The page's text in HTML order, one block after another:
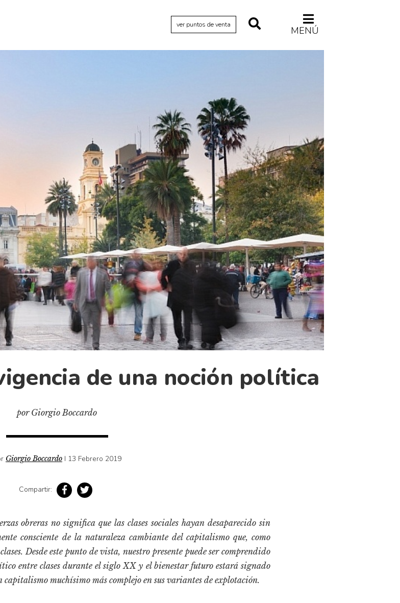
ver puntos de venta MENÚ
libros
Narrativas visuales
Pensamiento
Pensamiento ilustrado
Personaje
Personajes secundarios
Política
Relecturas
Sociedad
Turismo accidental
Vidas paralelas
Voces y lecturas
de una noción política
por Giorgio Boccardo
Giorgio Boccardo I 13 Febrero 2019
Compartir:
obreras no significa que las clases sociales hayan desaparecido sin
consciente de la naturaleza cambiante del capitalismo que, como
Desde este punto de vista, nuestro presente puede ser comprendido
entre clases durante el siglo XX y el bienestar futuro estará signado
capitalismo muchísimo más complejo en sus variantes de explotación.